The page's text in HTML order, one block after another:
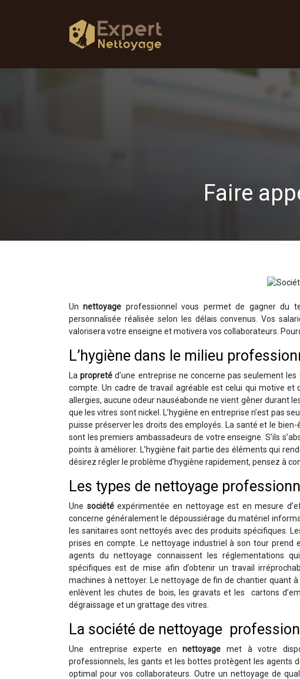
Faire
Unnettoyage professionnel vous permet de gagner du
personnalisée réalisée selon les délais convenus. Vos
valorisera votre enseigne et motivera vos collaborateurs.
L’hygiène dans le milieu
Lapropreté d’une entreprise ne concerne pas seulement
compte. Un cadre de travail agréable est celui qui motive et
allergies, aucune odeur nauséabonde ne vient gêner durant
que les vitres sont nickel. L’hygiène en entreprise n’est pas
puisse préserver les droits des employés. La santé et le
sont les premiers ambassadeurs de votre enseigne. S’ils
points à améliorer. L’hygiène fait partie des éléments qui
désirez régler le problème d’hygiène rapidement, pensez à
Les types de nettoyage
Une sociétéexpérimentée en nettoyage est en mesure
concerne généralement le dépoussiérage du matériel
les sanitaires sont nettoyés avec des produits spécifiques.
prises en compte. Le nettoyage industriel à son tour prend
agents du nettoyage connaissent les réglementations
spécifiques est de mise afin d’obtenir un travail
machines à nettoyer. Le nettoyage de fin de chantier quant
enlèvent les chutes de bois, les gravats et les cartons
dégraissage et un grattage des vitres.
La société de nettoyage
Une entreprise experte ennettoyage met à votre
professionnels, les gants et les bottes protègent les agents
optimal pour vos collaborateurs. Outre un nettoyage de